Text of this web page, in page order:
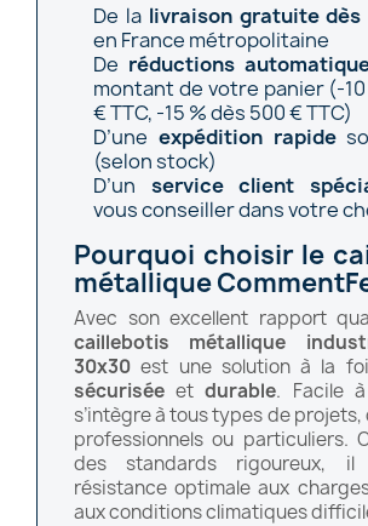
De la livraison gratuite dès
en France métropolitaine
De réductions
montant de votre panier (-
€ TTC, -15 % dès 500 € TTC)
D’une expédition rapide
(selon stock)
D’un service client
vous conseiller dans votre
Pourquoi choisir le
métallique
Avec son excellent rapport
caillebotis métallique
30x30 est une solution à la
sécurisée etdurable. Facile
s’intègre à tous types de projets,
professionnels ou particuliers.
des standards rigoureux,
résistance optimale aux
aux conditions climatiques